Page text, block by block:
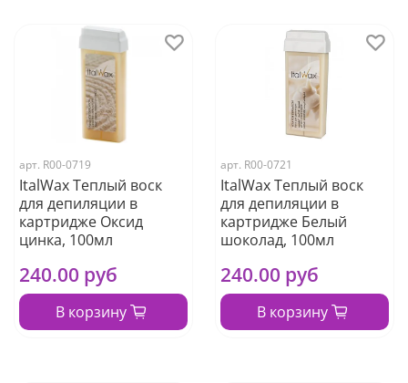
арт. R00-0719
ItalWax Теплый воск
для депиляции в
картридже Оксид
цинка, 100мл
240.00 руб
В корзину
арт. R00-0721
ItalWax Теплый воск
для депиляции в
картридже Белый
шоколад, 100мл
240.00 руб
В корзину